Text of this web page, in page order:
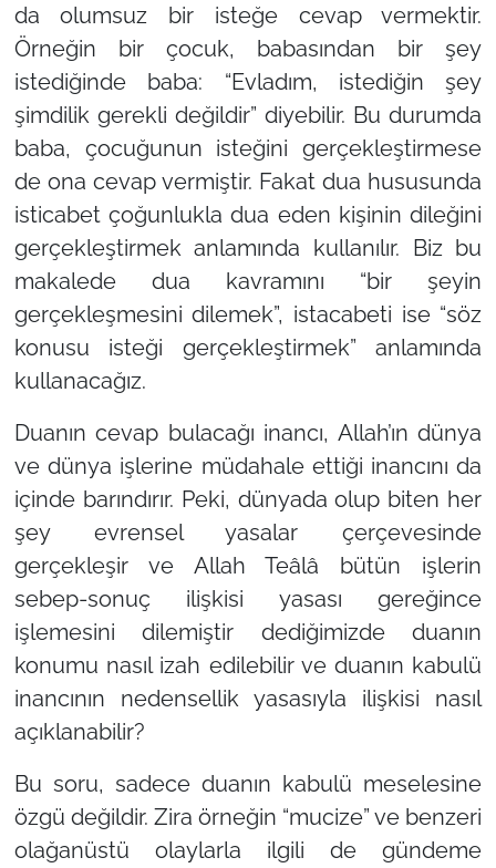
da olumsuz bir isteğe cevap vermektir.
Örneğin bir çocuk, babasından bir şey
istediğinde baba: “Evladım, istediğin şey
şimdilik gerekli değildir” diyebilir. Bu durumda
baba, çocuğunun isteğini gerçekleştirmese
de ona cevap vermiştir. Fakat dua hususunda
isticabet çoğunlukla dua eden kişinin dileğini
gerçekleştirmek anlamında kullanılır. Biz bu
makalede dua kavramını “bir şeyin
gerçekleşmesini dilemek”, istacabeti ise “söz
konusu isteği gerçekleştirmek” anlamında
kullanacağız.
Duanın cevap bulacağı inancı, Allah’ın dünya
ve dünya işlerine müdahale ettiği inancını da
içinde barındırır. Peki, dünyada olup biten her
şey evrensel yasalar çerçevesinde
gerçekleşir ve Allah Teâlâ bütün işlerin
sebep-sonuç ilişkisi yasası gereğince
işlemesini dilemiştir dediğimizde duanın
konumu nasıl izah edilebilir ve duanın kabulü
inancının nedensellik yasasıyla ilişkisi nasıl
açıklanabilir?
Bu soru, sadece duanın kabulü meselesine
özgü değildir. Zira örneğin “mucize” ve benzeri
olağanüstü olaylarla ilgili de gündeme